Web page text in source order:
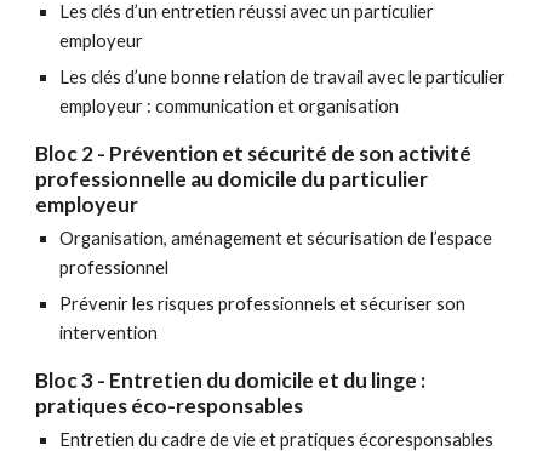
Les clés d’un entretien réussi avec un particulier
employeur
Les clés d’une bonne relation de travail avec le particulier
employeur : communication et organisation
Bloc 2 - Prévention et sécurité de son activité
professionnelle au domicile du particulier
employeur
Organisation, aménagement et sécurisation de l’espace
professionnel
Prévenir les risques professionnels et sécuriser son
intervention
Bloc 3 - Entretien du domicile et du linge :
pratiques éco-responsables
Entretien du cadre de vie et pratiques écoresponsables